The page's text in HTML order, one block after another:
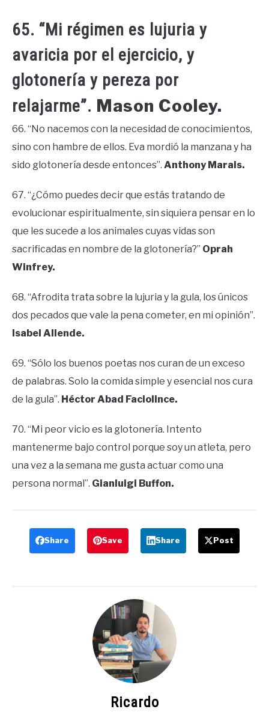
65. “Mi régimen es lujuria y
avaricia por el ejercicio, y
glotonería y pereza por
relajarme”. Mason Cooley.
66. “No nacemos con la necesidad de conocimientos,
sino con hambre de ellos. Eva mordió la manzana y ha
sido glotonería desde entonces”. Anthony Marais.
67. “¿Cómo puedes decir que estás tratando de
evolucionar espiritualmente, sin siquiera pensar en lo
que les sucede a los animales cuyas vidas son
sacrificadas en nombre de la glotonería?” Oprah
Winfrey.
68. “Afrodita trata sobre la lujuria y la gula, los únicos
dos pecados que vale la pena cometer, en mi opinión”.
Isabel Allende.
69. “Sólo los buenos poetas nos curan de un exceso
de palabras. Solo la comida simple y esencial nos cura
de la gula”. Héctor Abad Faciolince.
70. “Mi peor vicio es la glotonería. Intento
mantenerme bajo control porque soy un atleta, pero
una vez a la semana me gusta actuar como una
persona normal”. Gianluigi Buffon.
Share Save Share Post
Ricardo